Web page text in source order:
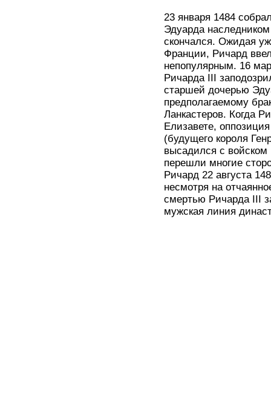
23 января 1484
Эдуарда
скончался. Ожидая
Франции, Ричард
непопулярным. 16
Ричарда III
старшей дочерью
предполагаемому
Ланкастеров. Когда
Елизавете,
(будущего короля
высадился с
перешли многие
Ричард 22 августа
несмотря на
смертью Ричарда III
мужская линия